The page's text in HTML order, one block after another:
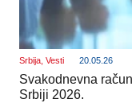
Srbija, Vesti 20.05.26
Svakodnevna
Srbiji 2026.